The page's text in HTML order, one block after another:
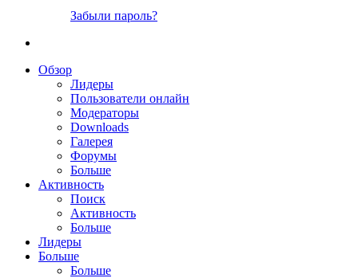
Забыли пароль?
Обзор
Лидеры
Пользователи онлайн
Модераторы
Downloads
Галерея
Форумы
Больше
Активность
Поиск
Активность
Больше
Лидеры
Больше
Больше